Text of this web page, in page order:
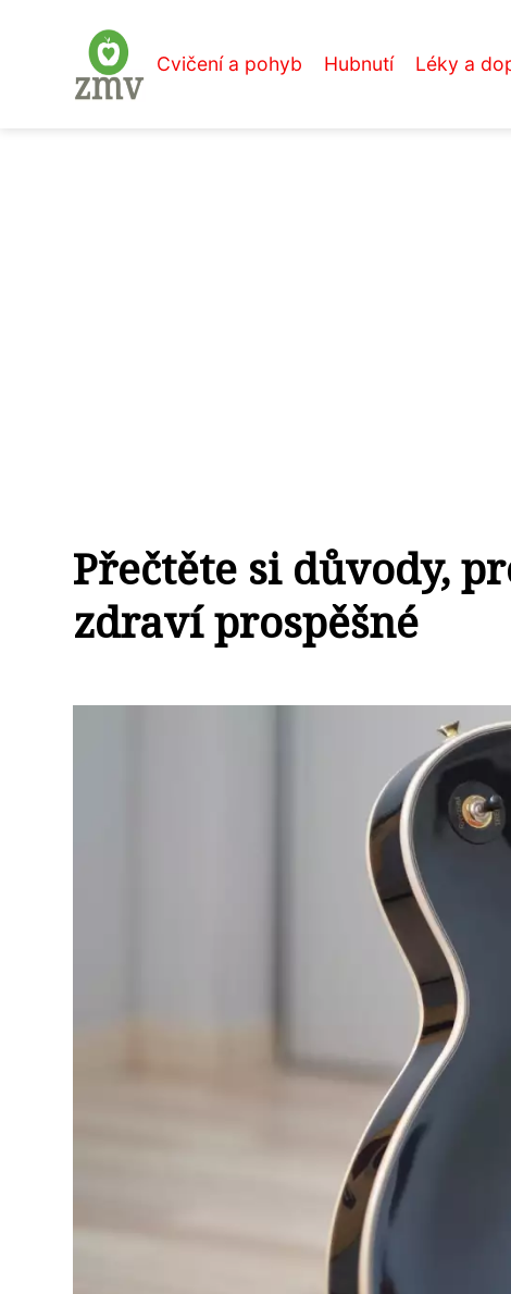
Cvičení a pohyb Hubnutí Léky a
Přečtěte si důvody,
zdraví prospěšné